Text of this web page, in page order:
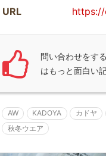
URL
問い合わせをす
はもっと面白い
AW KADOYA カドヤ
秋冬ウエア